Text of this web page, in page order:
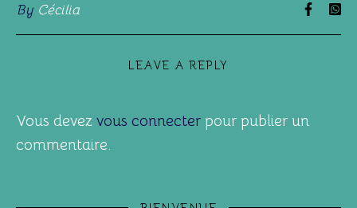
By Cécilia
LEAVE A REPLY
Vous devez vous connecter pour publier un
commentaire.